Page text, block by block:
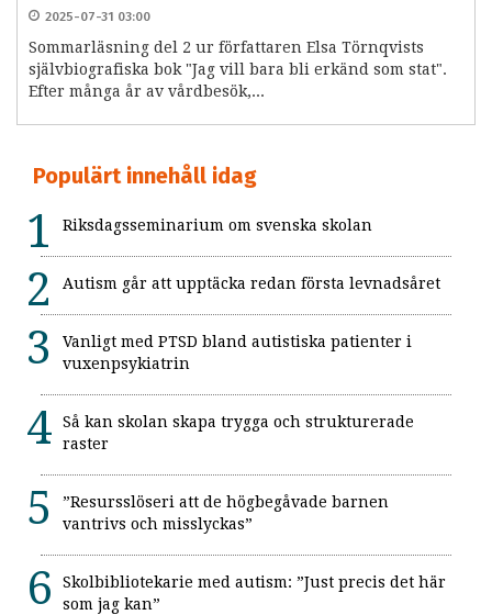
2025-07-31 03:00
Sommarläsning del 2 ur författaren Elsa Törnqvists
självbiografiska bok "Jag vill bara bli erkänd som stat".
Efter många år av vårdbesök,...
Populärt innehåll idag
Riksdagsseminarium om svenska skolan
Autism går att upptäcka redan första levnadsåret
Vanligt med PTSD bland autistiska patienter i
vuxenpsykiatrin
Så kan skolan skapa trygga och strukturerade
raster
”Resursslöseri att de högbegåvade barnen
vantrivs och misslyckas”
Skolbibliotekarie med autism: ”Just precis det här
som jag kan”